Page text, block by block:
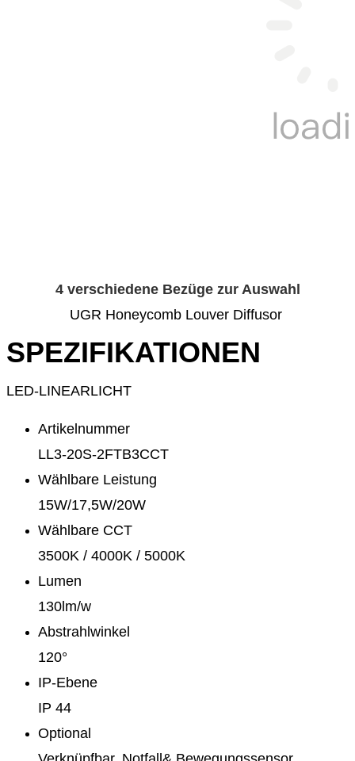
4 verschiedene Bezüge zur Auswahl
UGR Honeycomb Louver Diffusor
SPEZIFIKATIONEN
LED-LINEARLICHT
Artikelnummer
LL3-20S-2FTB3CCT
Wählbare Leistung
15W/17,5W/20W
Wählbare CCT
3500K / 4000K / 5000K
Lumen
130lm/w
Abstrahlwinkel
120°
IP-Ebene
IP 44
Optional